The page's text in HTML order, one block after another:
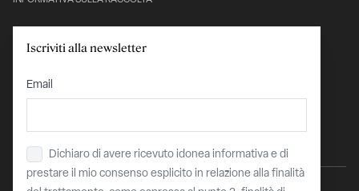
Con il sostegno di:
Iscriviti alla newsletter
Email
Privacy*
Dichiaro di avere ricevuto idonea informativa e di
prestare il mio consenso esplicito in relazione alla finalità